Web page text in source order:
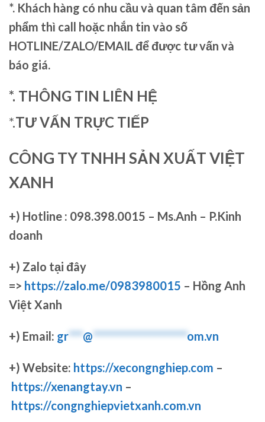
*. Khách hàng có nhu cầu và quan tâm đến sản
phẩm thì call hoặc nhắn tin vào số
HOTLINE/ZALO/EMAIL để được tư vấn và
báo giá.
*. THÔNG TIN LIÊN HỆ
*.TƯ VẤN TRỰC TIẾP
CÔNG TY TNHH SẢN XUẤT VIỆT
XANH
+) Hotline : 098.398.0015 – Ms.Anh – P.Kinh
doanh
+) Zalo tại đây
=> https://zalo.me/0983980015 – Hồng Anh
Việt Xanh
+) Email: gr***@********************om.vn
+) Website: https://xecongnghiep.com –
https://xenangtay.vn –
https://congnghiepvietxanh.com.vn